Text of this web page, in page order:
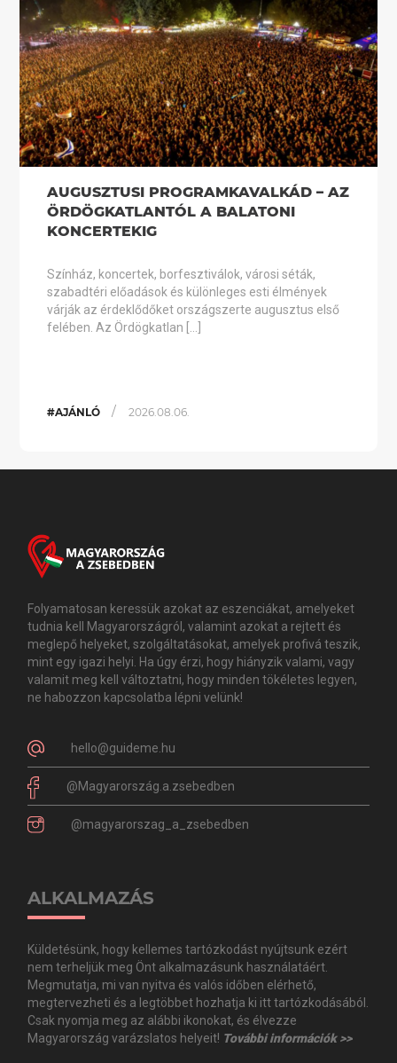
AUGUSZTUSI PROGRAMKAVALKÁD – AZ
ÖRDÖGKATLANTÓL A BALATONI
KONCERTEKIG
Színház, koncertek, borfesztiválok, városi séták,
szabadtéri előadások és különleges esti élmények
várják az érdeklődőket országszerte augusztus első
felében. Az Ördögkatlan […]
#AJÁNLÓ / 2026.08.06.
Folyamatosan keressük azokat az eszenciákat, amelyeket
tudnia kell Magyarországról, valamint azokat a rejtett és
meglepő helyeket, szolgáltatásokat, amelyek profivá teszik,
mint egy igazi helyi. Ha úgy érzi, hogy hiányzik valami, vagy
valamit meg kell változtatni, hogy minden tökéletes legyen,
ne habozzon kapcsolatba lépni velünk!
hello@guideme.hu
@Magyarország.a.zsebedben
@magyarorszag_a_zsebedben
ALKALMAZÁS
Küldetésünk, hogy kellemes tartózkodást nyújtsunk ezért
nem terheljük meg Önt alkalmazásunk használatáért.
Megmutatja, mi van nyitva és valós időben elérhető,
megtervezheti és a legtöbbet hozhatja ki itt tartózkodásából.
Csak nyomja meg az alábbi ikonokat, és élvezze
Magyarország varázslatos helyeit! További információk >>